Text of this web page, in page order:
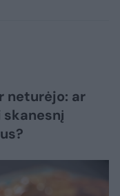
neturėjo: ar